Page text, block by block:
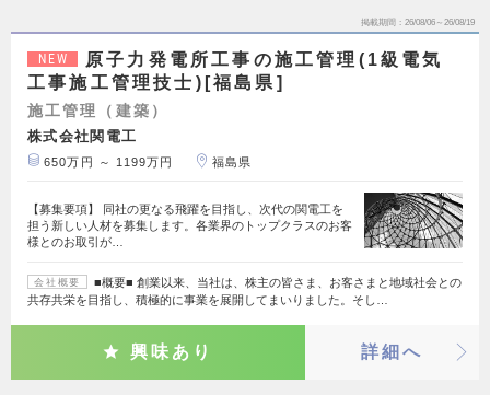
掲載期間 26/08/06～26/08/19
NEW
原子力発電所工事の施工管理(1級電気
工事施工管理技士)[福島県]
施工管理（建築）
株式会社関電工
650万円 ～ 1199万円 福島県
【募集要項】 同社の更なる飛躍を目指し、次代の関電工を
担う新しい人材を募集します。各業界のトップクラスのお客
様とのお取引が…
会社概要
■概要■ 創業以来、当社は、株主の皆さま、お客さまと地域社会との
共存共栄を目指し、積極的に事業を展開してまいりました。そし…
興味あり 詳細へ